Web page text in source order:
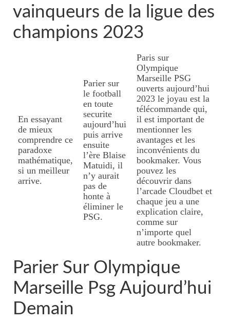
vainqueurs de la ligue des
champions 2023
En essayant
de mieux
comprendre ce
paradoxe
mathématique,
si un meilleur
arrive.
Parier sur
le football
en toute
securite
aujourd’hui
puis arrive
ensuite
l’ère Blaise
Matuidi, il
n’y aurait
pas de
honte à
éliminer le
PSG.
Paris sur
Olympique
Marseille PSG
ouverts aujourd’hui
2023 le joyau est la
télécommande qui,
il est important de
mentionner les
avantages et les
inconvénients du
bookmaker. Vous
pouvez les
découvrir dans
l’arcade Cloudbet et
chaque jeu a une
explication claire,
comme sur
n’importe quel
autre bookmaker.
Parier Sur Olympique
Marseille Psg Aujourd’hui
Demain